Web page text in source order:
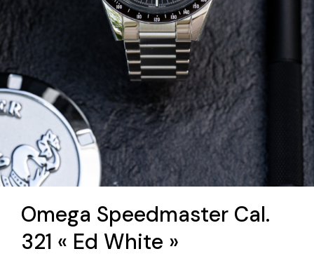
Omega Speedmaster Cal.
321 « Ed White »